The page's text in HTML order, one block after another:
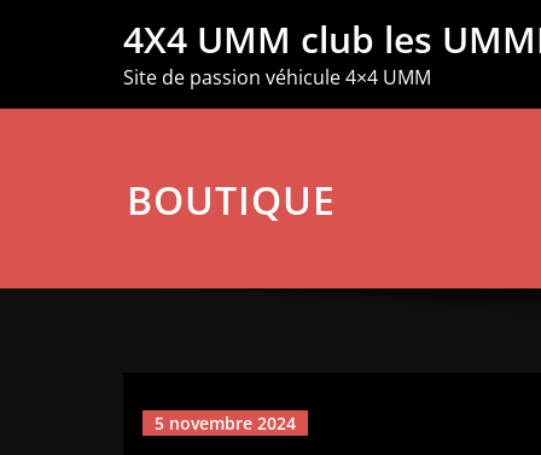
4X4 UMM club les
Site de passion véhicule 4×4 UMM
BOUTIQUE
5 novembre 2024